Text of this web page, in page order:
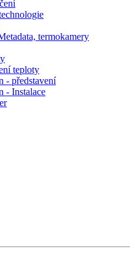
termokamery
teploty
- představení
- Instalace